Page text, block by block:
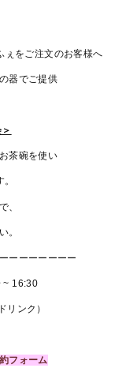
ぇをご注文のお客様へ
ご提供
茶碗を使い
、
。
ーーーーーーー
~ 16:30
リンク）
フォーム